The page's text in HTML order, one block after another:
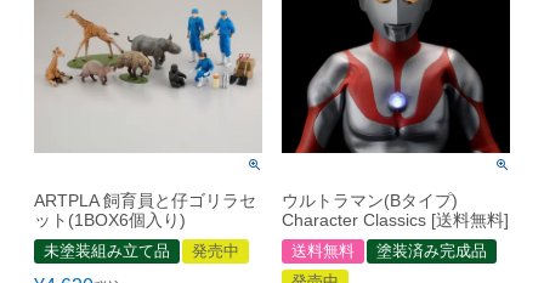
ARTPLA 飼育員と仔ゴリラセ
ット(1BOX6個入り)
未塗装組み立て品 発売中
ウルトラマン(Bタイプ)
Character Classics [送料無料]
送料無料
塗装済み完成品